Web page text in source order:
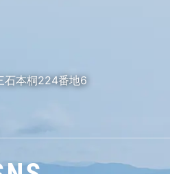
石本桐224番地6